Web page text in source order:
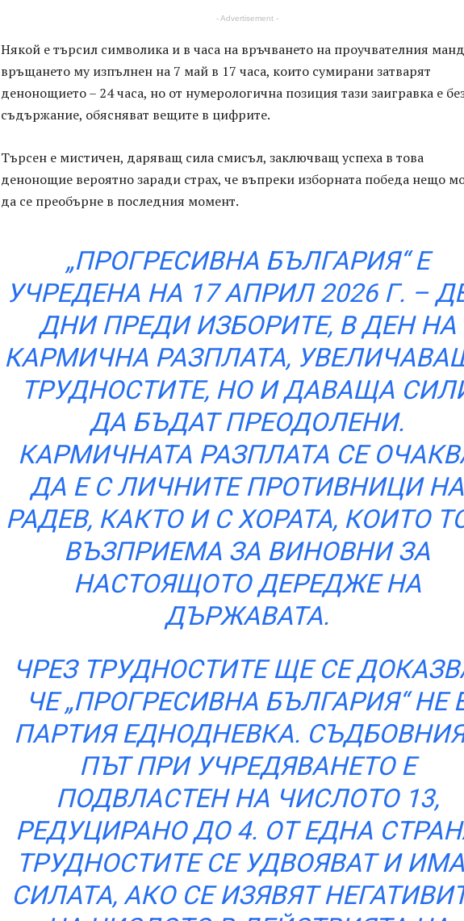
- Advertisement -
Някой е търсил символика и в часа на връчването на проучвателния
връщането му изпълнен на 7 май в 17 часа, които сумирани затварят
денонощието – 24 часа, но от нумерологична позиция тази заигравка е
съдържание, обясняват вещите в цифрите.
Търсен е мистичен, даряващ сила смисъл, заключващ успеха в това
денонощие вероятно заради страх, че въпреки изборната победа нещо
да се преобърне в последния момент.
„ПРОГРЕСИВНА БЪЛГАРИЯ“ Е
УЧРЕДЕНА НА 17 АПРИЛ 2026 Г. –
ДНИ ПРЕДИ ИЗБОРИТЕ, В ДЕН НА
КАРМИЧНА РАЗПЛАТА,
ТРУДНОСТИТЕ, НО И ДАВАЩА
ДА БЪДАТ ПРЕОДОЛЕНИ.
КАРМИЧНАТА РАЗПЛАТА СЕ
ДА Е С ЛИЧНИТЕ ПРОТИВНИЦИ НА
РАДЕВ, КАКТО И С ХОРАТА, КОИТО
ВЪЗПРИЕМА ЗА ВИНОВНИ ЗА
НАСТОЯЩОТО ДЕРЕДЖЕ НА
ДЪРЖАВАТА.
ЧРЕЗ ТРУДНОСТИТЕ ЩЕ СЕ
ЧЕ „ПРОГРЕСИВНА БЪЛГАРИЯ“ НЕ
ПАРТИЯ ЕДНОДНЕВКА.
ПЪТ ПРИ УЧРЕДЯВАНЕТО Е
ПОДВЛАСТЕН НА ЧИСЛОТО 13,
РЕДУЦИРАНО ДО 4. ОТ ЕДНА
ТРУДНОСТИТЕ СЕ УДВОЯВАТ И
СИЛАТА, АКО СЕ ИЗЯВЯТ